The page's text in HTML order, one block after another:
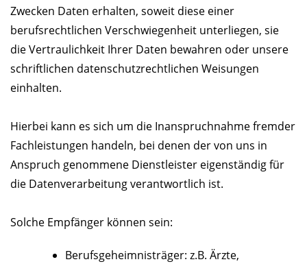
Zwecken Daten erhalten, soweit diese einer
berufsrechtlichen Verschwiegenheit unterliegen, sie
die Vertraulichkeit Ihrer Daten bewahren oder unsere
schriftlichen datenschutzrechtlichen Weisungen
einhalten.
Hierbei kann es sich um die Inanspruchnahme fremder
Fachleistungen handeln, bei denen der von uns in
Anspruch genommene Dienstleister eigenständig für
die Datenverarbeitung verantwortlich ist.
Solche Empfänger können sein:
Berufsgeheimnisträger: z.B. Ärzte,